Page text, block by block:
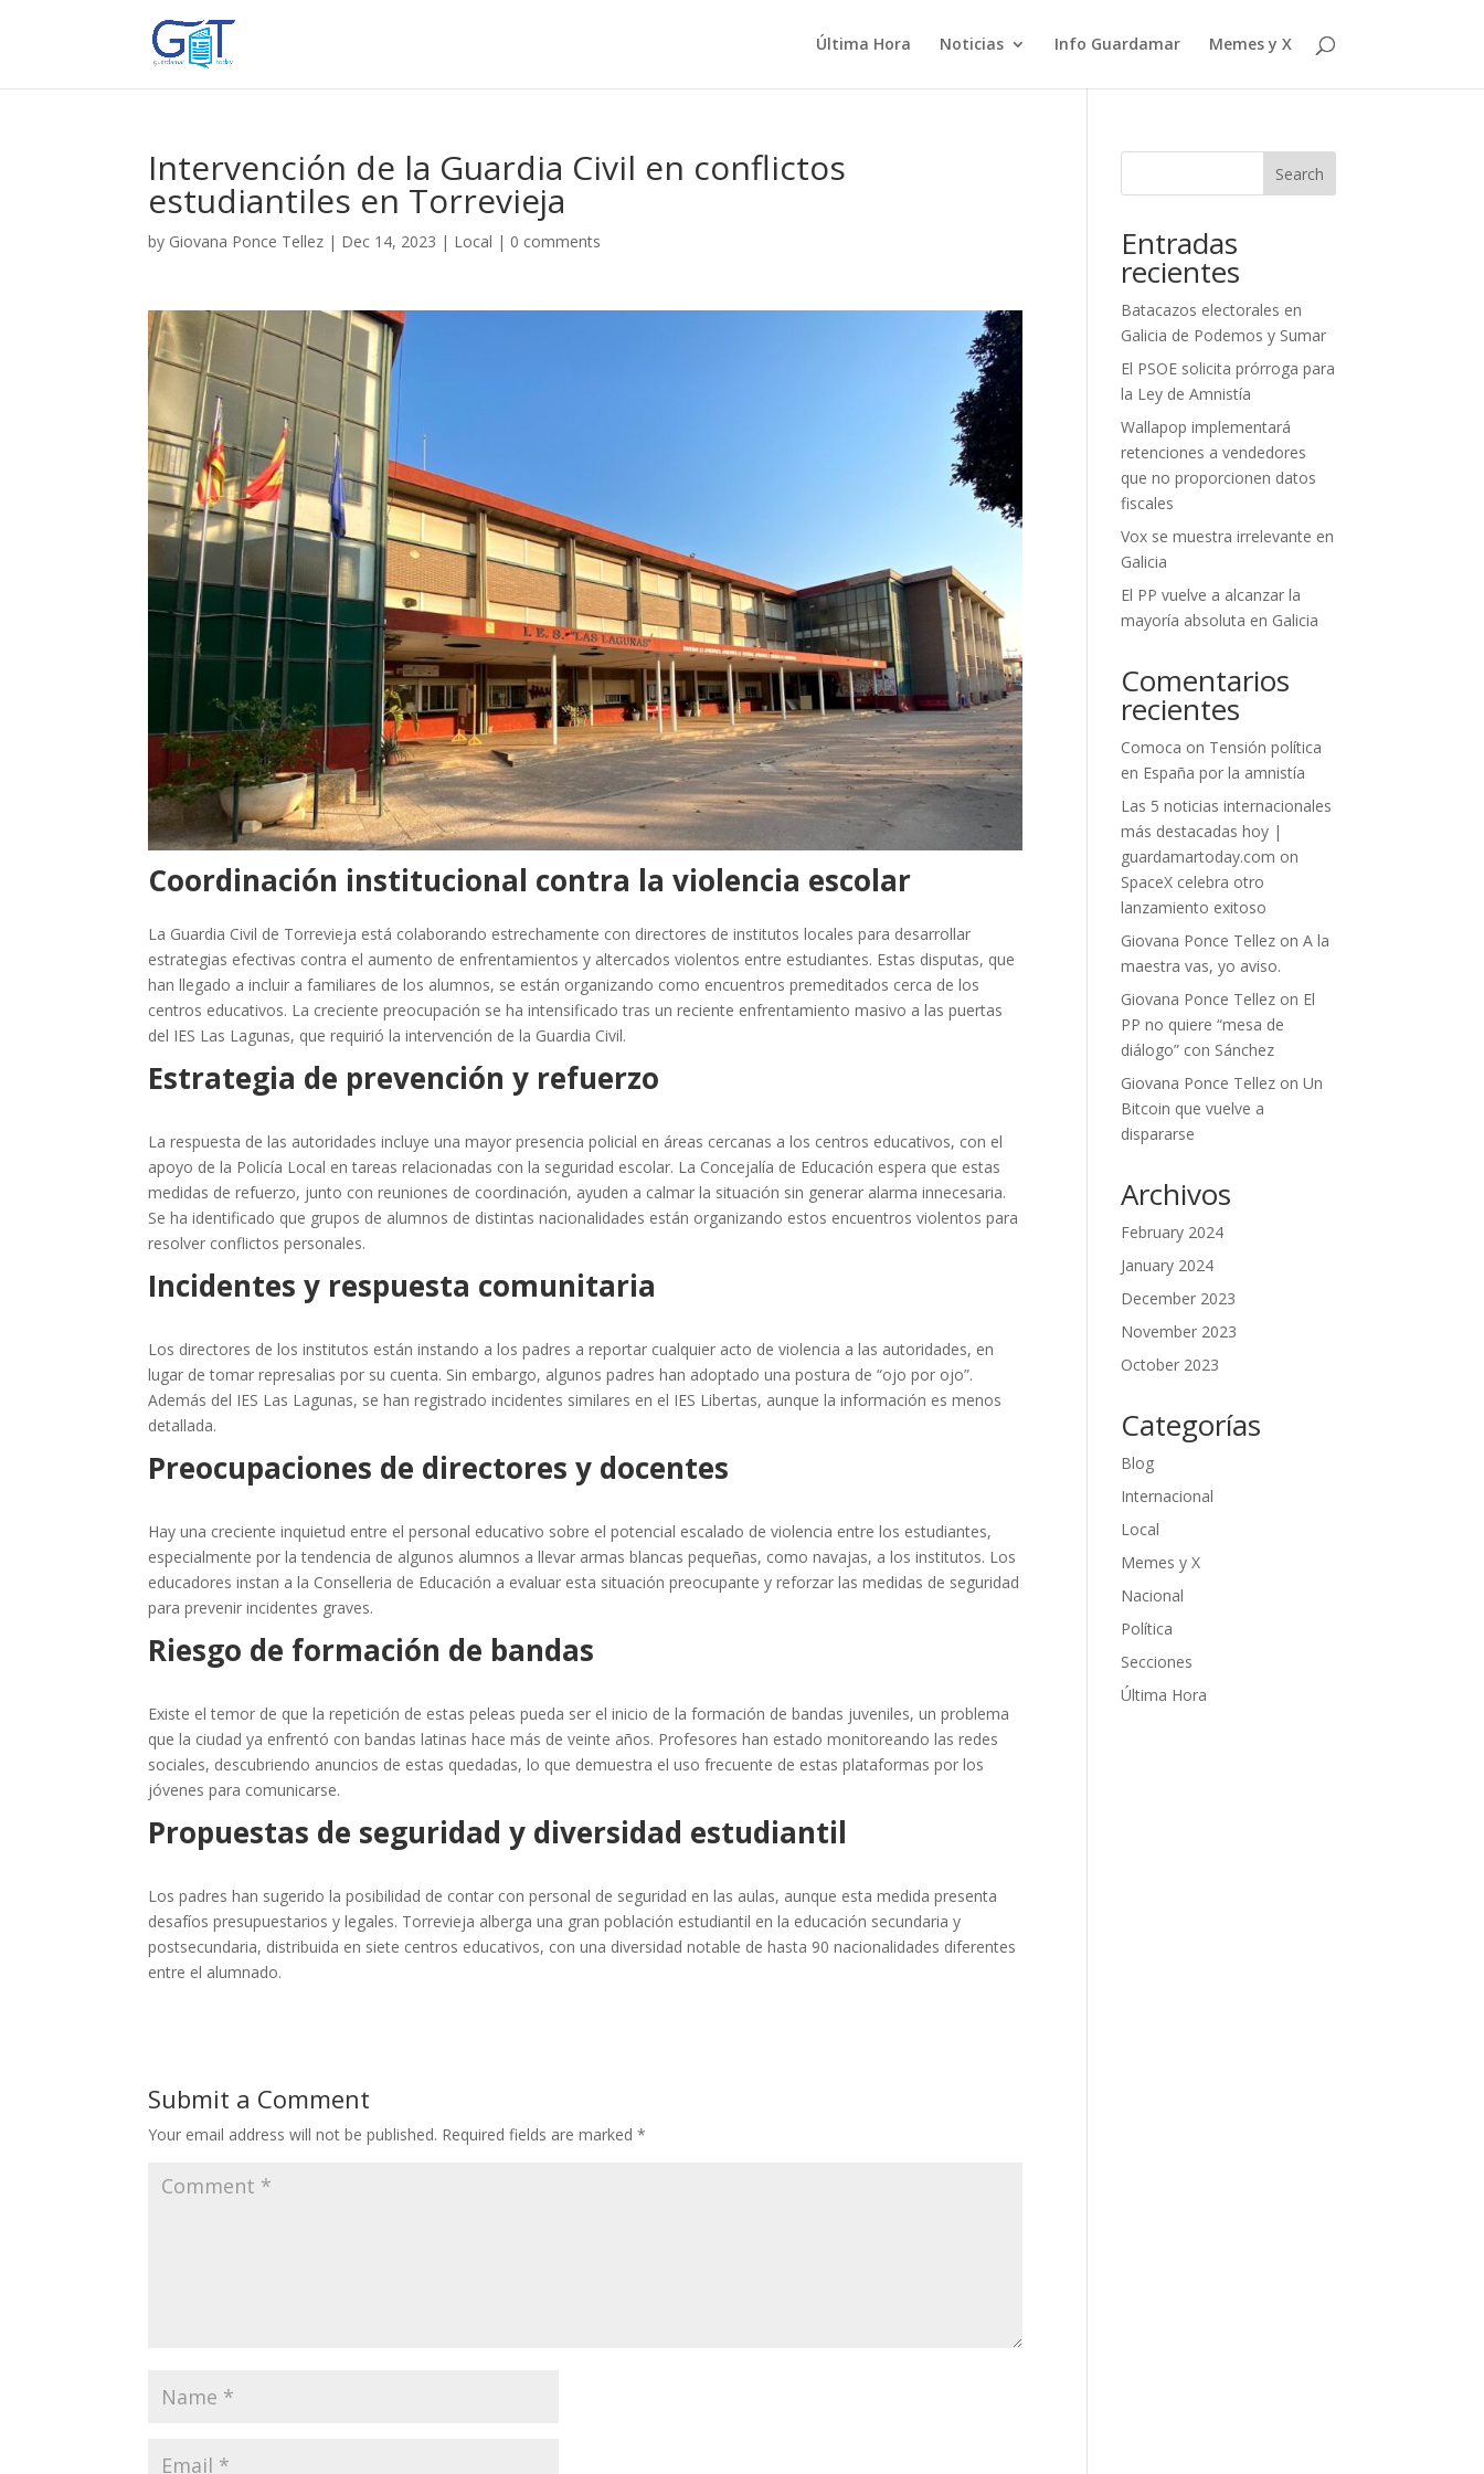
Última Hora Noticias Info Guardamar Memes y X
Intervención de la Guardia Civil en conflictos
estudiantiles en Torrevieja
by Giovana Ponce Tellez | Dec 14, 2023 | Local | 0 comments
Coordinación institucional contra la violencia escolar
La Guardia Civil de Torrevieja está colaborando estrechamente con directores de institutos locales para desarrollar
estrategias efectivas contra el aumento de enfrentamientos y altercados violentos entre estudiantes. Estas disputas, que
han llegado a incluir a familiares de los alumnos, se están organizando como encuentros premeditados cerca de los
centros educativos. La creciente preocupación se ha intensificado tras un reciente enfrentamiento masivo a las puertas
del IES Las Lagunas, que requirió la intervención de la Guardia Civil.
Estrategia de prevención y refuerzo
La respuesta de las autoridades incluye una mayor presencia policial en áreas cercanas a los centros educativos, con el
apoyo de la Policía Local en tareas relacionadas con la seguridad escolar. La Concejalía de Educación espera que estas
medidas de refuerzo, junto con reuniones de coordinación, ayuden a calmar la situación sin generar alarma innecesaria.
Se ha identificado que grupos de alumnos de distintas nacionalidades están organizando estos encuentros violentos para
resolver conflictos personales.
Incidentes y respuesta comunitaria
Los directores de los institutos están instando a los padres a reportar cualquier acto de violencia a las autoridades, en
lugar de tomar represalias por su cuenta. Sin embargo, algunos padres han adoptado una postura de “ojo por ojo”.
Además del IES Las Lagunas, se han registrado incidentes similares en el IES Libertas, aunque la información es menos
detallada.
Preocupaciones de directores y docentes
Hay una creciente inquietud entre el personal educativo sobre el potencial escalado de violencia entre los estudiantes,
especialmente por la tendencia de algunos alumnos a llevar armas blancas pequeñas, como navajas, a los institutos. Los
educadores instan a la Conselleria de Educación a evaluar esta situación preocupante y reforzar las medidas de seguridad
para prevenir incidentes graves.
Riesgo de formación de bandas
Existe el temor de que la repetición de estas peleas pueda ser el inicio de la formación de bandas juveniles, un problema
que la ciudad ya enfrentó con bandas latinas hace más de veinte años. Profesores han estado monitoreando las redes
sociales, descubriendo anuncios de estas quedadas, lo que demuestra el uso frecuente de estas plataformas por los
jóvenes para comunicarse.
Propuestas de seguridad y diversidad estudiantil
Los padres han sugerido la posibilidad de contar con personal de seguridad en las aulas, aunque esta medida presenta
desafíos presupuestarios y legales. Torrevieja alberga una gran población estudiantil en la educación secundaria y
postsecundaria, distribuida en siete centros educativos, con una diversidad notable de hasta 90 nacionalidades diferentes
entre el alumnado.
Submit a Comment
Your email address will not be published. Required fields are marked*
Search
Entradas
recientes
Batacazos electorales en
Galicia de Podemos y Sumar
El PSOE solicita prórroga para
la Ley de Amnistía
Wallapop implementará
retenciones a vendedores
que no proporcionen datos
fiscales
Vox se muestra irrelevante en
Galicia
El PP vuelve a alcanzar la
mayoría absoluta en Galicia
Comentarios
recientes
Comoca on Tensión política
en España por la amnistía
Las 5 noticias internacionales
más destacadas hoy |
guardamartoday.com on
SpaceX celebra otro
lanzamiento exitoso
Giovana Ponce Tellez onA la
maestra vas, yo aviso.
Giovana Ponce Tellez on El
PP no quiere “mesa de
diálogo” con Sánchez
Giovana Ponce Tellez onUn
Bitcoin que vuelve a
dispararse
Archivos
February 2024
January 2024
December 2023
November 2023
October 2023
Categorías
Blog
Internacional
Local
Memes y X
Nacional
Política
Secciones
Última Hora